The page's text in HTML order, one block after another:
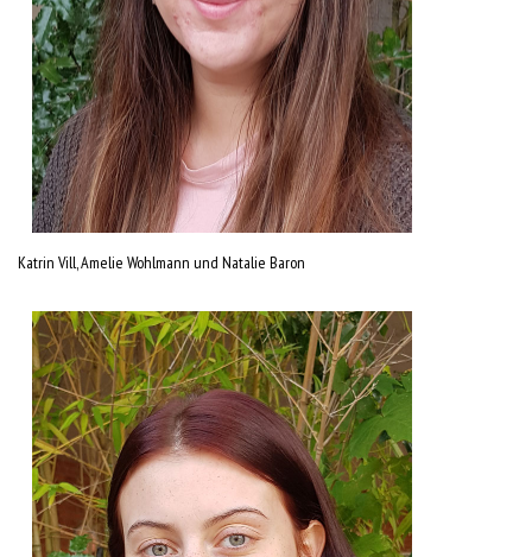
Katrin Vill, Amelie Wohlmann und Natalie Baron